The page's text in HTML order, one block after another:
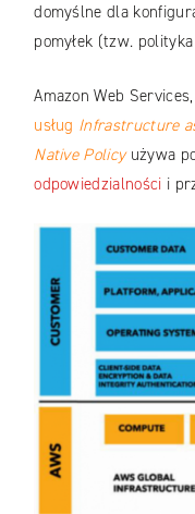
domyślne dla
pomyłek (tzw. polityka
Amazon Web
usług Infrastructure
Native Policyużywa
odpowiedzialności i